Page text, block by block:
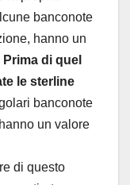
banconote
hanno un
Prima di quel
le sterline
banconote
un valore
di questo